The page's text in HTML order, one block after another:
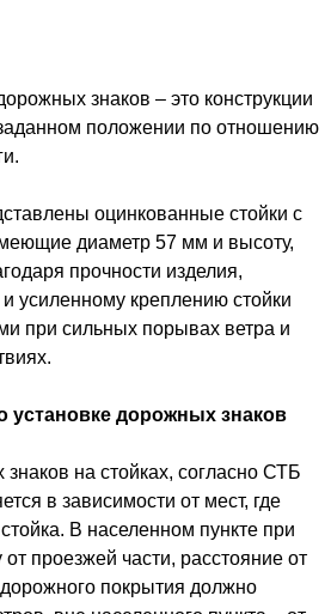
знаков – это конструкции
положении по отношению
оцинкованные стойки с
диаметр 57 мм и высоту,
прочности изделия,
усиленному креплению стойки
при сильных порывах ветра и
установке дорожных знаков
на стойках, согласно СТБ
в зависимости от мест, где
В населенном пункте при
от проезжей части, расстояние от
покрытия должно